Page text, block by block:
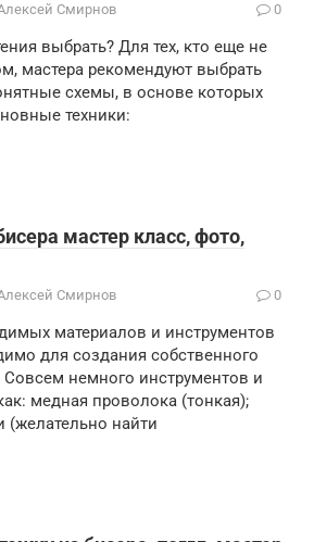
Смирнов 0
выбрать? Для тех, кто еще не
мастера рекомендуют выбрать
схемы, в основе которых
техники:
мастер класс, фото,
Смирнов 0
материалов и инструментов
для создания собственного
немного инструментов и
медная проволока (тонкая);
(желательно найти